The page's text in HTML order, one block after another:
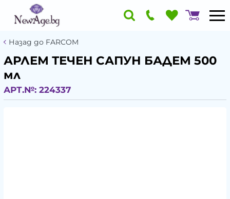
Назад до FARCOM
АРЛЕМ ТЕЧЕН САПУН БАДЕМ 500
мл
АРТ.№: 224337